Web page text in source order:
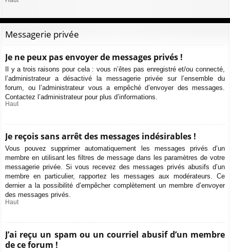
Messagerie privée
Je ne peux pas envoyer de messages privés !
Il y a trois raisons pour cela : vous n’êtes pas enregistré et/ou connecté,
l’administrateur a désactivé la messagerie privée sur l’ensemble du
forum, ou l’administrateur vous a empêché d’envoyer des messages.
Contactez l’administrateur pour plus d’informations.
Haut
Je reçois sans arrêt des messages indésirables !
Vous pouvez supprimer automatiquement les messages privés d’un
membre en utilisant les filtres de message dans les paramètres de votre
messagerie privée. Si vous recevez des messages privés abusifs d’un
membre en particulier, rapportez les messages aux modérateurs. Ce
dernier a la possibilité d’empêcher complètement un membre d’envoyer
des messages privés.
Haut
J’ai reçu un spam ou un courriel abusif d’un membre
de ce forum !